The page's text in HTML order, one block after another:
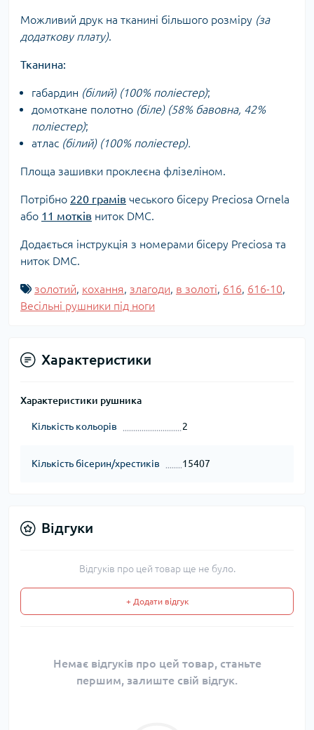
Можливий друк на тканині більшого розміру (за
додаткову плату).
Тканина:
габардин (білий) (100% поліестер);
домоткане полотно (біле) (58% бавовна, 42%
поліестер);
атлас (білий) (100% поліестер).
Площа зашивки проклеєна флізеліном.
Потрібно 220 грамів чеського бісеру Preciosa Ornela
або 11 мотків ниток DMC.
Додається інструкція з номерами бісеру Preciosa та
ниток DMC.
золотий, кохання, злагоди, в золоті, 616, 616-10,
Весільні рушники під ноги
Характеристики
Характеристики рушника
Кількість кольорів 2
Кількість бісерин/хрестиків 15407
Відгуки
Відгуків про цей товар ще не було.
+ Додати відгук
Немає відгуків про цей товар, станьте
першим, залиште свій відгук.